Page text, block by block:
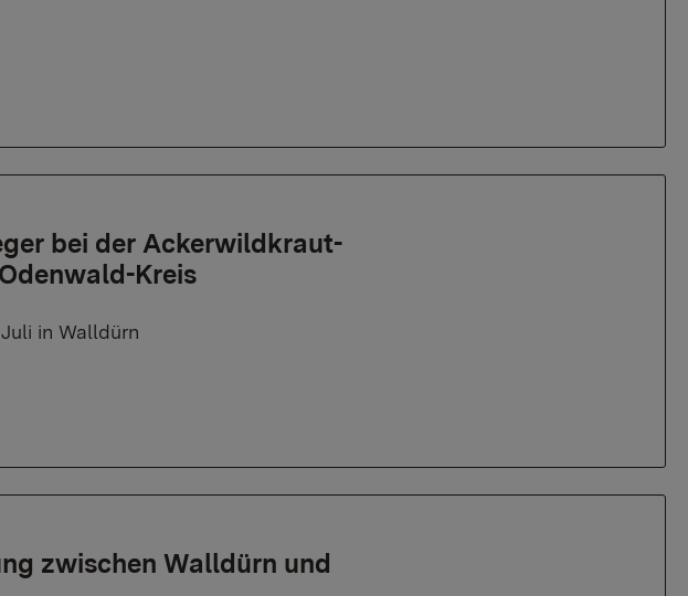
bei der Ackerwildkraut-
Kreis
in Walldürn
zwischen Walldürn und